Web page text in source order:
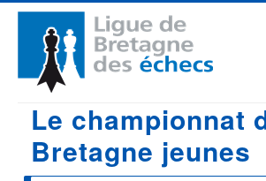
Aller
contenu
principal
Navigation
principale
Le championnat
Bretagne jeunes